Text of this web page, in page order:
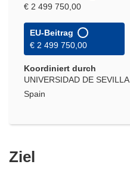
€ 2 499 750,00
EU-Beitrag
€ 2 499 750,00
Koordiniert durch
UNIVERSIDAD DE SEVILLA
Spain
Ziel